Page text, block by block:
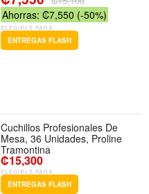
Ahorras: ₡7,550 (-50%)
ELEGIBLE PARA
ENTREGAS FLASH
Cuchillos Profesionales De
Mesa, 36 Unidades, Proline
Tramontina
₡15,300
ELEGIBLE PARA
ENTREGAS FLASH